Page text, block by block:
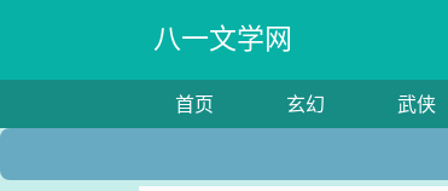
八一文学网
首页 玄幻 武侠